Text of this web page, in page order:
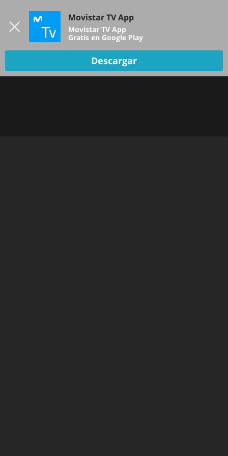
TV EN VIVO
Movistar TV App
Movistar TV App
Gratis en Google Play
Descargar